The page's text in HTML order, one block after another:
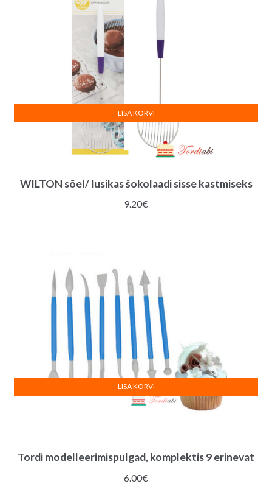
WILTON sõel/ lusikas šokolaadi sisse kastmiseks
9.20€
LISA KORVI
Tordi modelleerimispulgad, komplektis 9 erinevat
6.00€
LISA KORVI